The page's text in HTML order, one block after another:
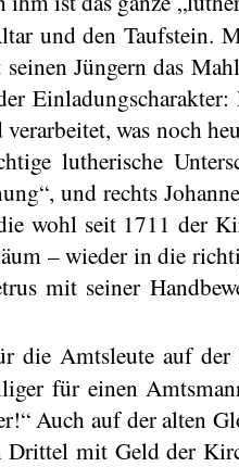
und den Taufstein.
Jüngern das
was noch
lutherische
und rechts
wohl seit 1711 der
– wieder in die
mit seiner
die Amtsleuteauf der
für einen
Auch auf der alten
Drittel mit Geld der